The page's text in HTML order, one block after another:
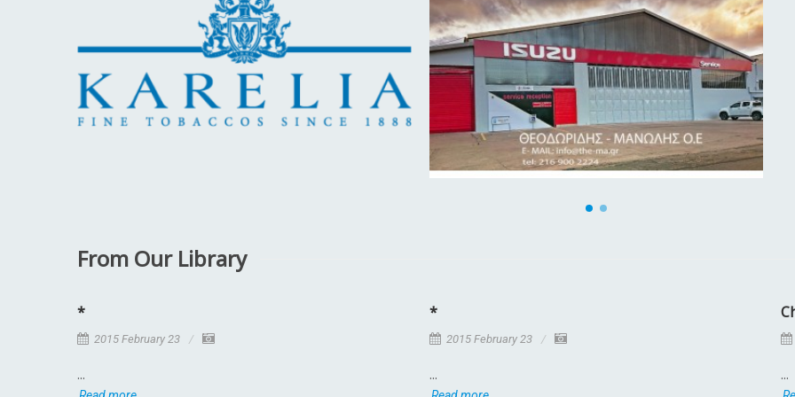
From Our Library
*
2015 February 23
...
*
2015 February 23
... ...